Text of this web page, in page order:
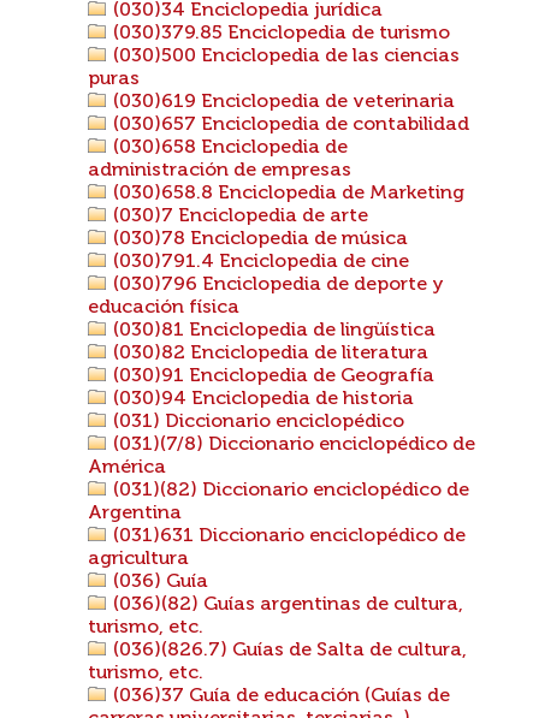
(030)34 Enciclopedia jurídica
(030)379.85 Enciclopedia de turismo
(030)500 Enciclopedia de las ciencias
puras
(030)619 Enciclopedia de veterinaria
(030)657 Enciclopedia de contabilidad
(030)658 Enciclopedia de
administración de empresas
(030)658.8 Enciclopedia de Marketing
(030)7 Enciclopedia de arte
(030)78 Enciclopedia de música
(030)791.4 Enciclopedia de cine
(030)796 Enciclopedia de deporte y
educación física
(030)81 Enciclopedia de lingüística
(030)82 Enciclopedia de literatura
(030)91 Enciclopedia de Geografía
(030)94 Enciclopedia de historia
(031) Diccionario enciclopédico
(031)(7/8) Diccionario enciclopédico de
América
(031)(82) Diccionario enciclopédico de
Argentina
(031)631 Diccionario enciclopédico de
agricultura
(036) Guía
(036)(82) Guías argentinas de cultura,
turismo, etc.
(036)(826.7) Guías de Salta de cultura,
turismo, etc.
(036)37 Guía de educación (Guías de